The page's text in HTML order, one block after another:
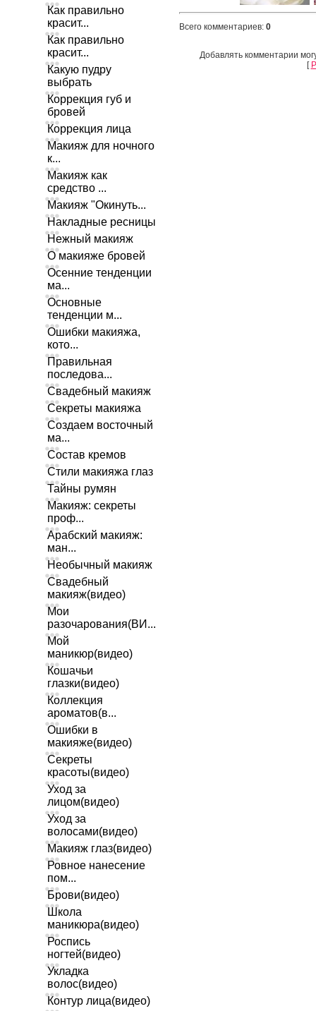
Как правильно
красит...
Как правильно
красит...
Какую пудру
выбрать
Коррекция губ и
бровей
Коррекция лица
Макияж для ночного
к...
Макияж как
средство ...
Макияж "Окинуть...
Накладные ресницы
Нежный макияж
О макияже бровей
Осенние тенденции
ма...
Основные
тенденции м...
Ошибки макияжа,
кото...
Правильная
последова...
Свадебный макияж
Секреты макияжа
Создаем восточный
ма...
Состав кремов
Стили макияжа глаз
Тайны румян
Макияж: секреты
проф...
Арабский макияж:
ман...
Необычный макияж
Свадебный
макияж(видео)
Мои
разочарования(ВИ...
Мой
маникюр(видео)
Кошачьи
глазки(видео)
Коллекция
ароматов(в...
Ошибки в
макияже(видео)
Секреты
красоты(видео)
Уход за
лицом(видео)
Уход за
волосами(видео)
Макияж глаз(видео)
Ровное нанесение
пом...
Брови(видео)
Школа
маникюра(видео)
Роспись
ногтей(видео)
Укладка
волос(видео)
Контур лица(видео)
Всего комментариев: 0
Добавлять комментарии
[